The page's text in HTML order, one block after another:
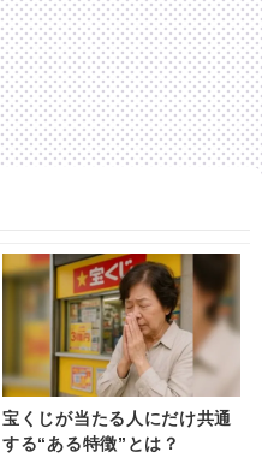
宝くじが当たる人にだけ共通
する“ある特徴”とは？